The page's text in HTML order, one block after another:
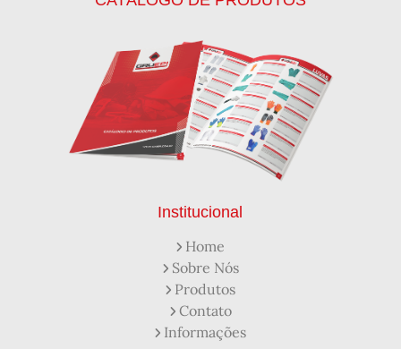
Calçados de Segurança
Calçados de Segurança Epi
Capacete de Segurança Ca
Capacete de Segurança Classe b
Capacetes de Proteção
Capacetes de Proteção EPI
Capacetes de Segurança
Capacetes EPI
Capa de Chuva Pvc Amarela C/ Forro e Capuz
Capa de Chuva Pvc Preta C/ Forro e Capuz
Como Protetor Solar Funciona
Creme Protetor da Pele
Creme Protetor para Pele
Desengraxante Industrial
Desengraxante Industrial Biodegradável
Desengraxante o Que é
Institucional
Home
Sobre Nós
Produtos
Contato
Informações